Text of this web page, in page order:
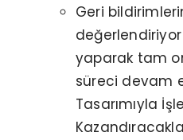
Geri
yaparak tam
süreci devam
Tasarımıyla